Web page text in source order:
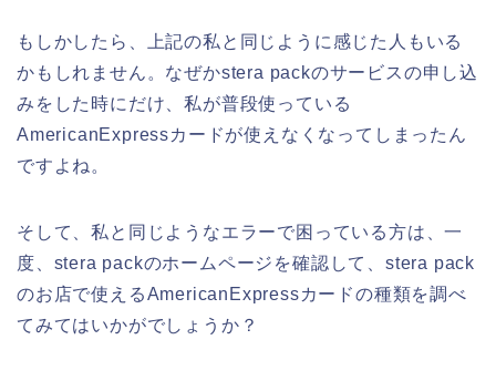
もしかしたら、上記の私と同じように感じた人もいる
かもしれません。なぜかstera packのサービスの申し込
みをした時にだけ、私が普段使っている
AmericanExpressカードが使えなくなってしまったん
ですよね。
そして、私と同じようなエラーで困っている方は、一
度、stera packのホームページを確認して、stera pack
のお店で使えるAmericanExpressカードの種類を調べ
てみてはいかがでしょうか？